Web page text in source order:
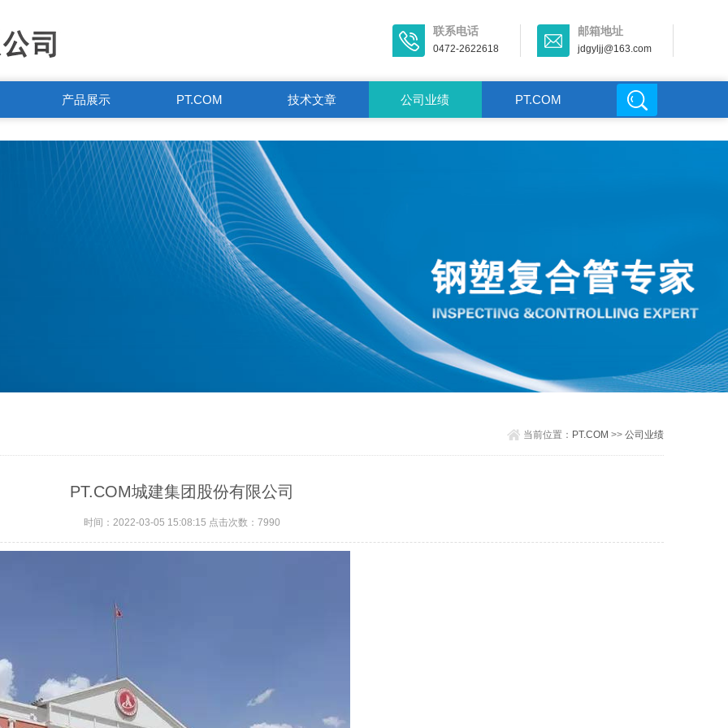
联系电话
0472-2622618
邮箱地址
jdgyljj@163.com
产品展示 PT.COM 技术文章 公司业绩 PT.COM
当前位置： PT.COM >> 公司业绩
PT.COM城建集团股份有限公司
时间：2022-03-05 15:08:15 点击次数：7990